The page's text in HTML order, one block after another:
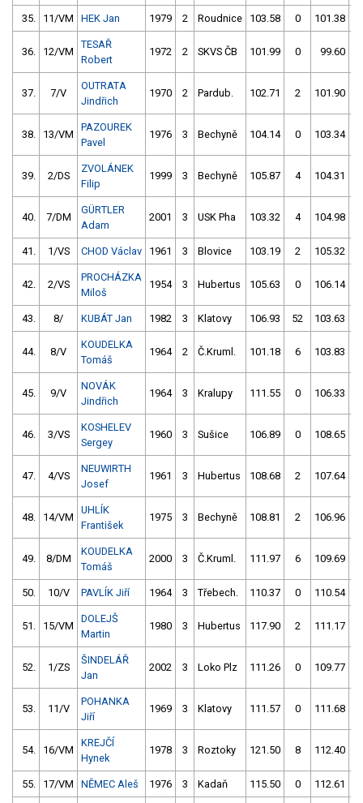
35. 11/VM HEK Jan 1979 2 Roudnice 103.58 0 101.38
36. 12/VM
TESAŘ
Robert
1972 2 SKVS ČB 101.99 0 99.60
37. 7/V
OUTRATA
Jindřich
1970 2 Pardub. 102.71 2 101.90
38. 13/VM
PAZOUREK
Pavel
1976 3 Bechyně 104.14 0 103.34
39. 2/DS
ZVOLÁNEK
Filip
1999 3 Bechyně 105.87 4 104.31
40. 7/DM
GÜRTLER
Adam
2001 3 USK Pha 103.32 4 104.98
41. 1/VS CHOD Václav 1961 3 Blovice 103.19 2 105.32
42. 2/VS
PROCHÁZKA
Miloš
1954 3 Hubertus 105.63 0 106.14
43. 8/ KUBÁT Jan 1982 3 Klatovy 106.93 52 103.63
44. 8/V
KOUDELKA
Tomáš
1964 2 Č.Kruml. 101.18 6 103.83
45. 9/V
NOVÁK
Jindřich
1964 3 Kralupy 111.55 0 106.33
46. 3/VS
KOSHELEV
Sergey
1960 3 Sušice 106.89 0 108.65
47. 4/VS
NEUWIRTH
Josef
1961 3 Hubertus 108.68 2 107.64
48. 14/VM
UHLÍK
František
1975 3 Bechyně 108.81 2 106.96
49. 8/DM
KOUDELKA
Tomáš
2000 3 Č.Kruml. 111.97 6 109.69
50. 10/V PAVLÍK Jiří 1964 3 Třebech. 110.37 0 110.54
51. 15/VM
DOLEJŠ
Martin
1980 3 Hubertus 117.90 2 111.17
52. 1/ZS
ŠINDELÁŘ
Jan
2002 3 Loko Plz 111.26 0 109.77
53. 11/V
POHANKA
Jiří
1969 3 Klatovy 111.57 0 111.68
54. 16/VM
KREJČÍ
Hynek
1978 3 Roztoky 121.50 8 112.40
55. 17/VM NĚMEC Aleš 1976 3 Kadaň 115.50 0 112.61